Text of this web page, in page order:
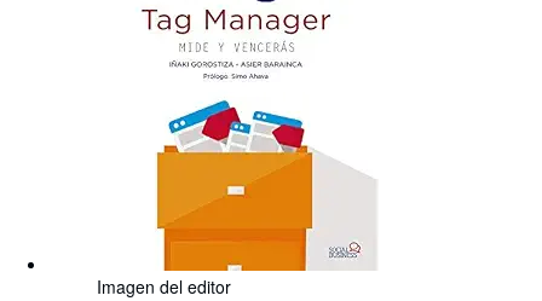
Imagen del editor